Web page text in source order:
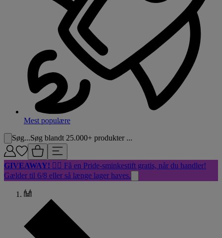
Mest populære
Søg...Søg blandt 25.000+ produkter ...
GIVEAWAY! 🏳️‍🌈 Få en Pride-sminkestift gratis, når du handler!
Gælder til 6/8 eller så længe lager haves.